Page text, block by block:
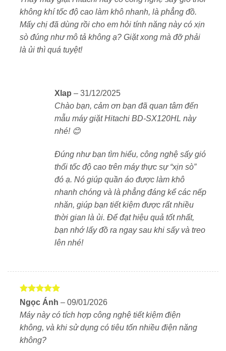
cho phép tự động nhận diện lượng đồ giặt, độ bẩn và
điều chỉnh lượng nước, thời gian phù hợp. Ngoài ra,
chế độAuto Self Cleangiúp máy tự vệ sinh lồng giặt
sau mỗi lần giặt – đảm bảo quần áo luôn sạch khuẩn
và bền màu.
Tích hợp công nghệsấy block ngưng tụ không
, giúp sấy khô quần áo nhẹ nhàng, không
làm nhăn vải. Đặc biệt hiệu quả trong những ngày
mưa nồm, không có nắng. Quần áo sau khi sấy khô có
Vận hành êm ái, tiết kiệm điện năng
Động cơ Inverter kết hợp cảm biến Eco
giảm tiêu thụ điện và nước đến 50% so với máy
thông thường.
Độ ồn thấp (khi giặt < 34dB), thích hợp sử dụng cả
ban đêm.
Giặt sạch với công nghệ Niagara
Niagara là một công nghệ giặt hiện đại được cải tiến
trên máy giặt sấy nội địa Hitachi BD-SV120HL-W. Máy
sẽ phun luồng nước với tốc độ dòng chảy cao vào bên
không khí tốc độ cao làm khô nhanh, là phẳng đồ.
Mấy chị đã dùng rồi cho em hỏi tính năng này có xịn
sò đúng như mô tả không ạ? Giặt xong mà đỡ phải
là ủi thì quá tuyệt!
Xlap – 31/12/2025
Chào bạn, cảm ơn bạn đã quan tâm đến
mẫu máy giặt Hitachi BD-SX120HL này
nhé! 😊
Đúng như bạn tìm hiểu, công nghệ sấy gió
thổi tốc độ cao trên máy thực sự “xịn sò”
đó ạ. Nó giúp quần áo được làm khô
nhanh chóng và là phẳng đáng kể các nếp
nhăn, giúp bạn tiết kiệm được rất nhiều
thời gian là ủi. Để đạt hiệu quả tốt nhất,
bạn nhớ lấy đồ ra ngay sau khi sấy và treo
lên nhé!
Được xếp
hạng
sao
Ngọc Ánh – 09/01/2026
Máy này có tích hợp công nghệ tiết kiệm điện
không, và khi sử dụng có tiêu tốn nhiều điện năng
không?